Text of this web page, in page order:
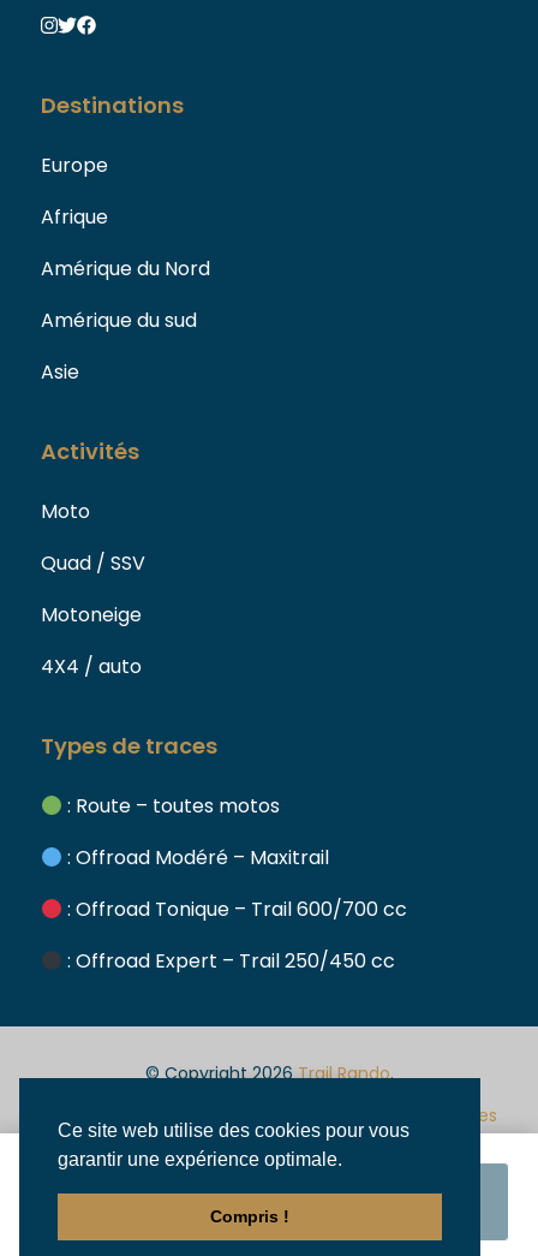
Ce site web utilise des cookies pour vous
garantir une expérience optimale.
Compris !
/ Pilote solo
Réserver
Destinations
Europe
Afrique
Amérique du Nord
Amérique du sud
Asie
Activités
Moto
Quad / SSV
Motoneige
4X4 / auto
Types de traces
: Route – toutes motos
: Offroad Modéré – Maxitrail
: Offroad Tonique – Trail 600/700 cc
: Offroad Expert – Trail 250/450 cc
© Copyright 2026Trail Rando.
légales
générales de
confidentialité
Assurances
Paiements sécurisés :